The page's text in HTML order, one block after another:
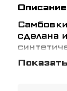
Описание
сделана